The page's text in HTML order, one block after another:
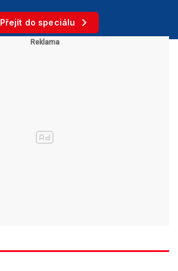
Přejít do speciálu